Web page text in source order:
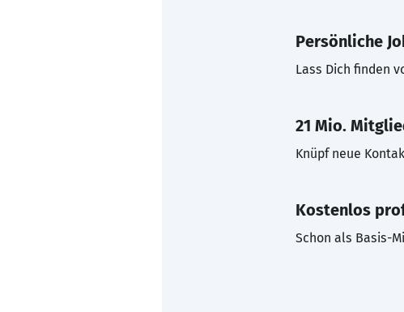
Persönliche
Lass Dich finden
21 Mio.
Knüpf neue
Kostenlos
Schon als Basis-